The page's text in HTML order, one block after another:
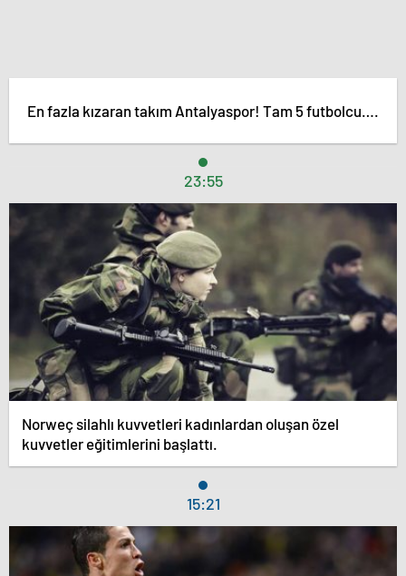
En fazla kızaran takım Antalyaspor! Tam 5 futbolcu….
23:55
Norweç silahlı kuvvetleri kadınlardan oluşan özel
kuvvetler eğitimlerini başlattı.
15:21